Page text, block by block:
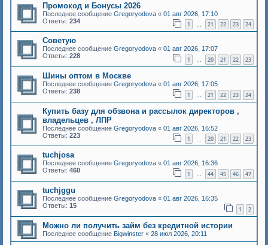
Промокод и Бонусы 2026
Последнее сообщение Gregoryodova « 01 авг 2026, 17:10
Ответы: 234 1 21 22 23 24
Советую
Последнее сообщение Gregoryodova « 01 авг 2026, 17:07
Ответы: 228 1 … 20 21 22 23
Шины оптом в Москве
Последнее сообщение Gregoryodova « 01 авг 2026, 17:05
Ответы: 238 1 … 21 22 23 24
Купить базу для обзвона и рассылок директоров ,
владельцев , ЛПР
Последнее сообщение Gregoryodova « 01 авг 2026, 16:52
Ответы: 223 1 20 21 22 23
tuchjosa
Последнее сообщение Gregoryodova « 01 авг 2026, 16:36
Ответы: 460 1 … 44 45 46 47
tuchjggu
Последнее сообщение Gregoryodova « 01 авг 2026, 16:35
Ответы: 15 1 2
Можно ли получить займ без кредитной истории
Последнее сообщение Bigwinster « 28 июл 2026, 20:11